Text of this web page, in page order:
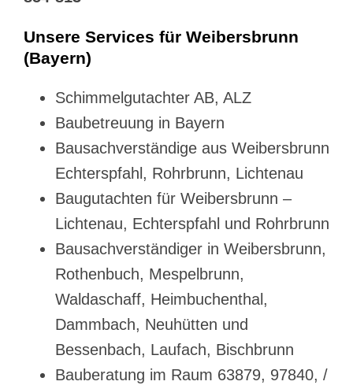
Unsere Services für Weibersbrunn
(Bayern)
Schimmelgutachter AB, ALZ
Baubetreuung in Bayern
Bausachverständige aus Weibersbrunn
Echterspfahl, Rohrbrunn, Lichtenau
Baugutachten für Weibersbrunn –
Lichtenau, Echterspfahl und Rohrbrunn
Bausachverständiger in Weibersbrunn,
Rothenbuch, Mespelbrunn,
Waldaschaff, Heimbuchenthal,
Dammbach, Neuhütten und
Bessenbach, Laufach, Bischbrunn
Bauberatung im Raum 63879, 97840, /